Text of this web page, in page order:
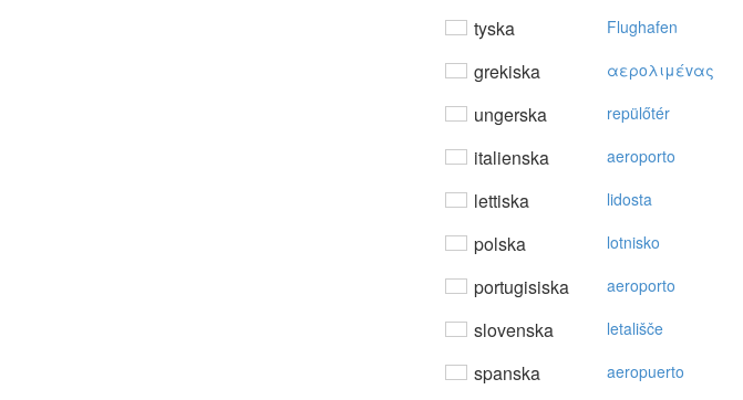
tyska Flughafen
grekiska αερoλιμέvας
ungerska repülőtér
italienska aeroporto
lettiska lidosta
polska lotnisko
portugisiska aeroporto
slovenska letališče
spanska aeropuerto